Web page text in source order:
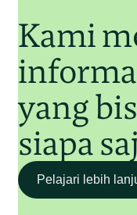
Kami
yang
siapa
Pelajari lebih